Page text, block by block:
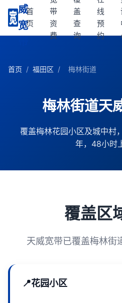
威
宽
首
页
带
资
费
盖
查
询
线
预
约
首页 / 福田区 / 梅林街道
梅林街道天
覆盖梅林花园小区及城中
年，48小时
覆盖区
天威宽带已覆盖梅林街
花园小区